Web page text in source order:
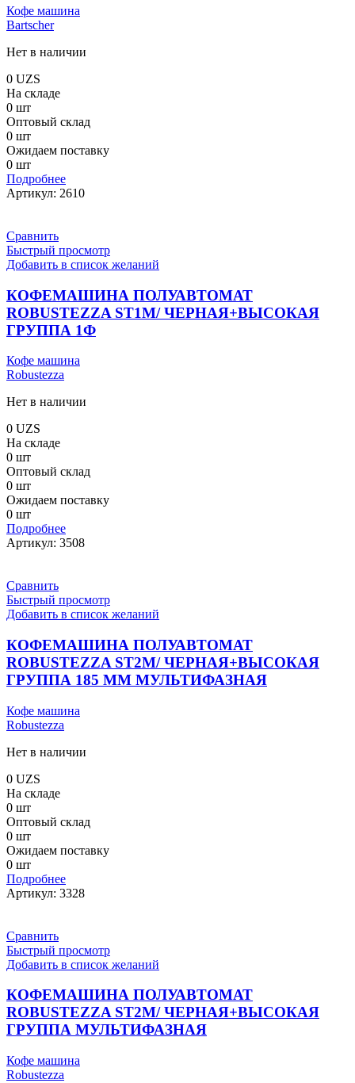
Кофе машина
Bartscher
Нет в наличии
0 UZS
На складе
0 шт
Оптовый склад
0 шт
Ожидаем поставку
0 шт
Подробнее
Артикул: 2610
Сравнить
Быстрый просмотр
Добавить в список желаний
КОФЕМАШИНА ПОЛУАВТОМАТ
ROBUSTEZZA ST1M/ ЧЕРНАЯ+ВЫСОКАЯ
ГРУППА 1Ф
Кофе машина
Robustezza
Нет в наличии
0 UZS
На складе
0 шт
Оптовый склад
0 шт
Ожидаем поставку
0 шт
Подробнее
Артикул: 3508
Сравнить
Быстрый просмотр
Добавить в список желаний
КОФЕМАШИНА ПОЛУАВТОМАТ
ROBUSTEZZA ST2M/ ЧЕРНАЯ+ВЫСОКАЯ
ГРУППА 185 ММ МУЛЬТИФАЗНАЯ
Кофе машина
Robustezza
Нет в наличии
0 UZS
На складе
0 шт
Оптовый склад
0 шт
Ожидаем поставку
0 шт
Подробнее
Артикул: 3328
Сравнить
Быстрый просмотр
Добавить в список желаний
КОФЕМАШИНА ПОЛУАВТОМАТ
ROBUSTEZZA ST2M/ ЧЕРНАЯ+ВЫСОКАЯ
ГРУППА МУЛЬТИФАЗНАЯ
Кофе машина
Robustezza